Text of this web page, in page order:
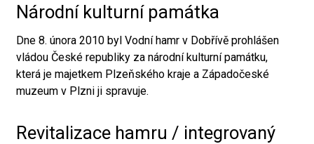
Národní kulturní památka
Dne 8. února 2010 byl Vodní hamr v Dobřívě prohlášen
vládou České republiky za národní kulturní památku,
která je majetkem Plzeňského kraje a Západočeské
muzeum v Plzni ji spravuje.
Revitalizace hamru / integrovaný